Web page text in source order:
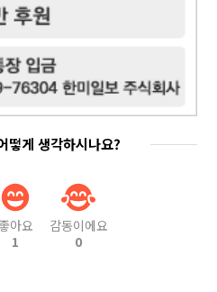
떻게 생각하시나요?
좋아요
1
감동이에요
0